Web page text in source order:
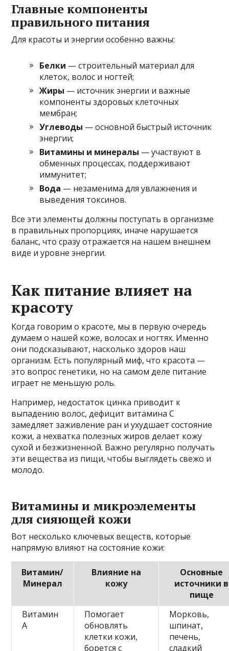
Главные компоненты
правильного питания
Для красоты и энергии особенно важны:
Белки — строительный материал для
клеток, волос и ногтей;
Жиры — источник энергии и важные
компоненты здоровых клеточных
мембран;
Углеводы — основной быстрый источник
энергии;
Витамины и минералы — участвуют в
обменных процессах, поддерживают
иммунитет;
Вода — незаменима для увлажнения и
выведения токсинов.
Все эти элементы должны поступать в организме
в правильных пропорциях, иначе нарушается
баланс, что сразу отражается на нашем внешнем
виде и уровне энергии.
Как питание влияет на
красоту
Когда говорим о красоте, мы в первую очередь
думаем о нашей коже, волосах и ногтях. Именно
они подсказывают, насколько здоров наш
организм. Есть популярный миф, что красота —
это вопрос генетики, но на самом деле питание
играет не меньшую роль.
Например, недостаток цинка приводит к
выпадению волос, дефицит витамина С
замедляет заживление ран и ухудшает состояние
кожи, а нехватка полезных жиров делает кожу
сухой и безжизненной. Важно регулярно получать
эти вещества из пищи, чтобы выглядеть свежо и
молодо.
Витамины и микроэлементы
для сияющей кожи
Вот несколько ключевых веществ, которые
напрямую влияют на состояние кожи:
Витамин/
Минерал
Влияние на
кожу
Основные
источники в
пище
Витамин
А
Помогает
обновлять
клетки кожи,
борется с
Морковь,
шпинат,
печень,
сладкий